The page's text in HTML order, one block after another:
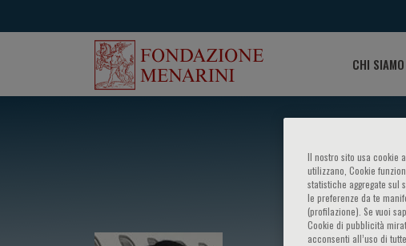
CHI SIAMO
Il nostro sito usa cookie
utilizzano, Cookie
statistiche aggregate
le preferenze da te
(profilazione). Se vuoi
Cookie di pubblicità
acconsenti all’uso di